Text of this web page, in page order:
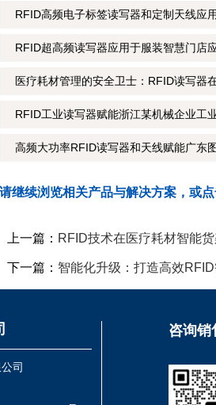
RFID高频电子标签读写器和定制天线应
RFID超高频读写器应用于服装智慧门店
医疗耗材管理的安全卫士：RFID读写器
RFID工业读写器赋能浙江某机械企业工
高频大功率RFID读写器和天线赋能广东
请继续浏览相关产品与解决方案，或点
上一篇： RFID技术在医疗耗材智能
下一篇： 智能化升级：打造高效
司
咨询销